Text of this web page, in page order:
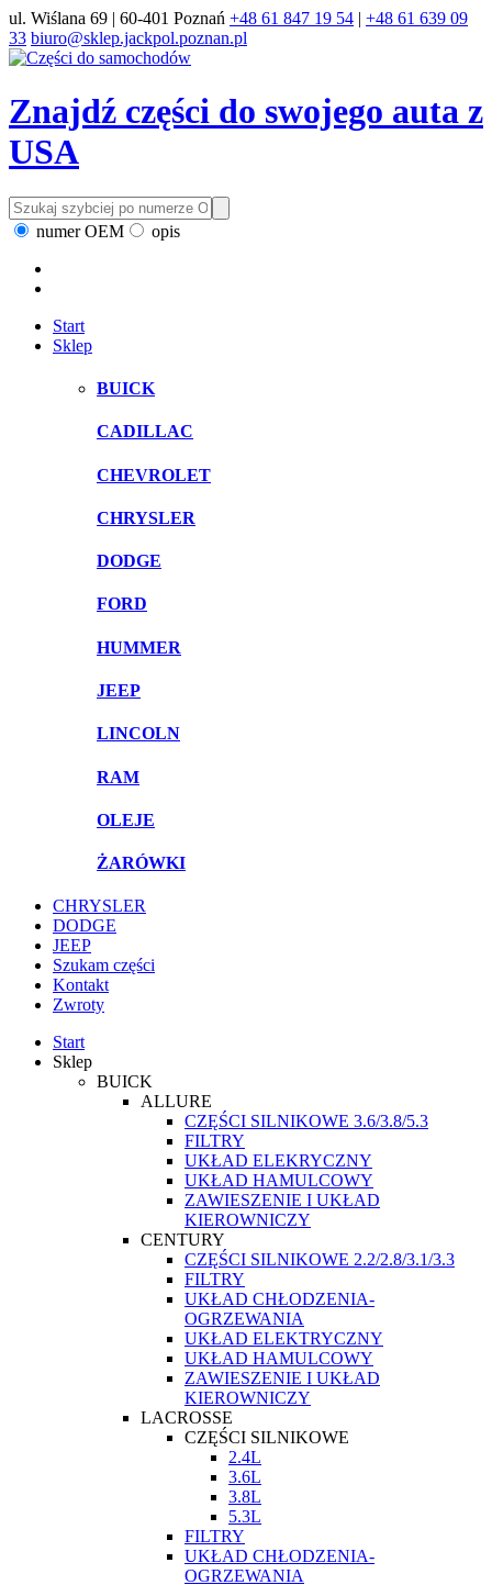
ul. Wiślana 69 | 60-401 Poznań +48 61 847 19 54 | +48 61 639 09
33 biuro@sklep.jackpol.poznan.pl
Znajdź części do swojego auta z
USA
numer OEM opis
Start
Sklep
BUICK
CADILLAC
CHEVROLET
CHRYSLER
DODGE
FORD
HUMMER
JEEP
LINCOLN
RAM
OLEJE
ŻARÓWKI
CHRYSLER
DODGE
JEEP
Szukam części
Kontakt
Zwroty
Start
Sklep
BUICK
ALLURE
CZĘŚCI SILNIKOWE 3.6/3.8/5.3
FILTRY
UKŁAD ELEKRYCZNY
UKŁAD HAMULCOWY
ZAWIESZENIE I UKŁAD
KIEROWNICZY
CENTURY
CZĘŚCI SILNIKOWE 2.2/2.8/3.1/3.3
FILTRY
UKŁAD CHŁODZENIA-
OGRZEWANIA
UKŁAD ELEKTRYCZNY
UKŁAD HAMULCOWY
ZAWIESZENIE I UKŁAD
KIEROWNICZY
LACROSSE
CZĘŚCI SILNIKOWE
2.4L
3.6L
3.8L
5.3L
FILTRY
UKŁAD CHŁODZENIA-
OGRZEWANIA